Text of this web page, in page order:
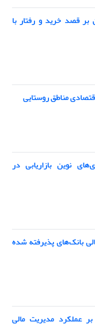
قصد خرید و رفتار با
مناطق روستایی
نوین بازاریابی در
بانک‌های پذیرفته شده
عملکرد مدیریت مالی